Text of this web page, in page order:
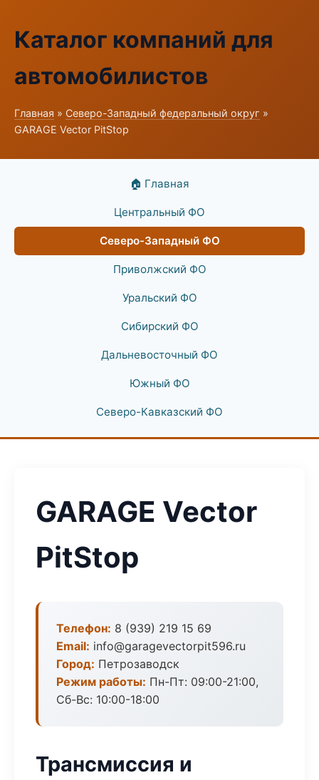
Каталог компаний для
автомобилистов
Главная » Северо-Западный федеральный округ »
GARAGE Vector PitStop
🏠 Главная
Центральный ФО
Северо-Западный ФО
Приволжский ФО
Уральский ФО
Сибирский ФО
Дальневосточный ФО
Южный ФО
Северо-Кавказский ФО
GARAGE Vector
PitStop
Телефон: 8 (939) 219 15 69
Email: info@garagevectorpit596.ru
Город: Петрозаводск
Режим работы: Пн-Пт: 09:00-21:00,
Сб-Вс: 10:00-18:00
Трансмиссия и